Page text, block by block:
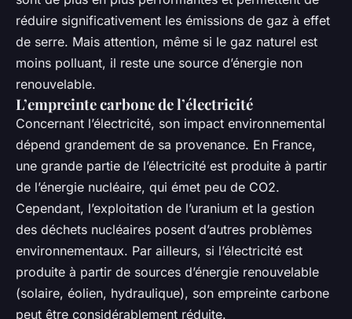
réduire significativement les émissions de gaz à effet
de serre. Mais attention, même si le gaz naturel est
moins polluant, il reste une source d’énergie non
renouvelable.
L’empreinte carbone de l’électricité
Concernant l’électricité, son impact environnemental
dépend grandement de sa provenance. En France,
une grande partie de l’électricité est produite à partir
de l’énergie nucléaire, qui émet peu de CO2.
Cependant, l’exploitation de l’uranium et la gestion
des déchets nucléaires posent d’autres problèmes
environnementaux. Par ailleurs, si l’électricité est
produite à partir de sources d’énergie renouvelable
(solaire, éolien, hydraulique), son empreinte carbone
peut être considérablement réduite.